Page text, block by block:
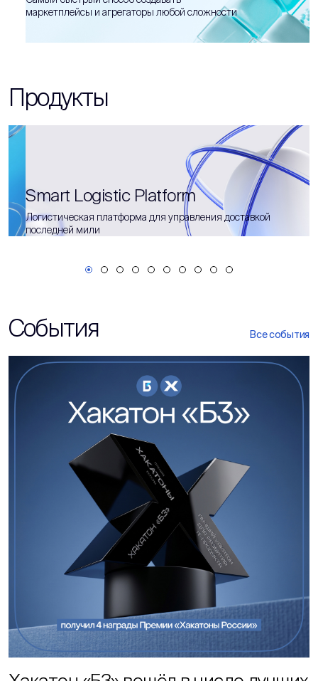
маркетплейсы и агрегаторы любой сложности
Продукты
Smart Logistic Platform
Логистическая платформа для управления доставкой
последней мили
События Все события